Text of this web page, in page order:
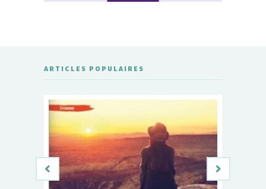
ARTICLES POPULAIRES